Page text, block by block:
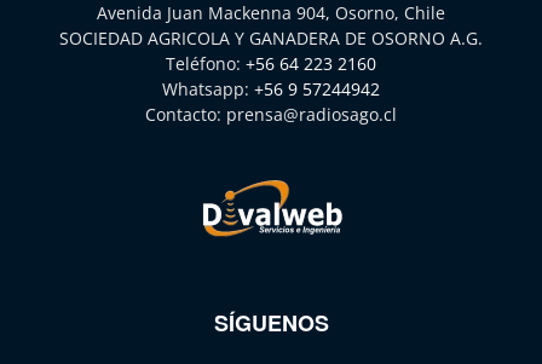
Avenida Juan Mackenna 904, Osorno, Chile
SOCIEDAD AGRICOLA Y GANADERA DE OSORNO A.G.
Teléfono: +56 64 223 2160
Whatsapp: +56 9 57244942
Contacto: prensa@radiosago.cl
SÍGUENOS